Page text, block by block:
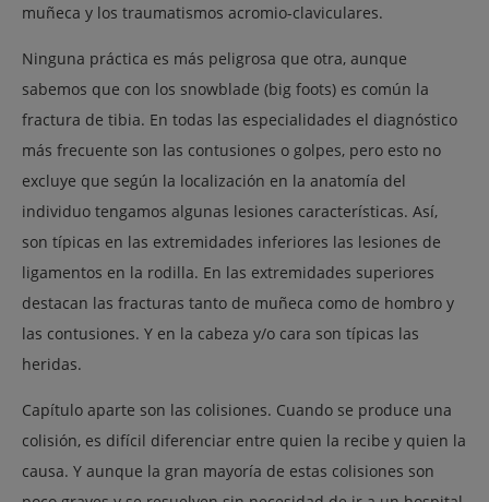
muñeca y los traumatismos acromio-claviculares.
Ninguna práctica es más peligrosa que otra, aunque
sabemos que con los snowblade (big foots) es común la
fractura de tibia. En todas las especialidades el diagnóstico
más frecuente son las contusiones o golpes, pero esto no
excluye que según la localización en la anatomía del
individuo tengamos algunas lesiones características. Así,
son típicas en las extremidades inferiores las lesiones de
ligamentos en la rodilla. En las extremidades superiores
destacan las fracturas tanto de muñeca como de hombro y
las contusiones. Y en la cabeza y/o cara son típicas las
heridas.
Capítulo aparte son las colisiones. Cuando se produce una
colisión, es difícil diferenciar entre quien la recibe y quien la
causa. Y aunque la gran mayoría de estas colisiones son